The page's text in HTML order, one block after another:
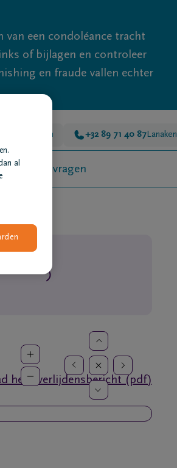
een condoléance tracht
of bijlagen en controleer
en fraude vallen echter
Dilsen-Stokkem +32 89 71 40 87Lanaken
vragen
het overlijdensbericht (pdf)
al